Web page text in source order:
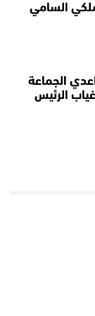
السامي
الجماعة
الرئيس